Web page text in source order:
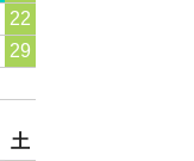
22
29
土